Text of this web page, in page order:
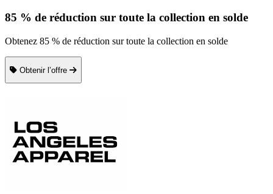
85 % de réduction sur toute la collection en solde
Obtenez 85 % de réduction sur toute la collection en solde
Obtenir l’offre